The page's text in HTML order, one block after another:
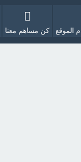
الموقع كن مساهم معنا